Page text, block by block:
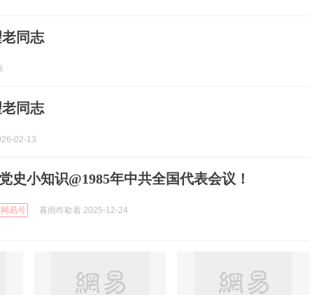
同志
同志
02-13
党史小知识@1985年中共全国代表会议！
网易号 暮雨咋歇着 2025-12-24